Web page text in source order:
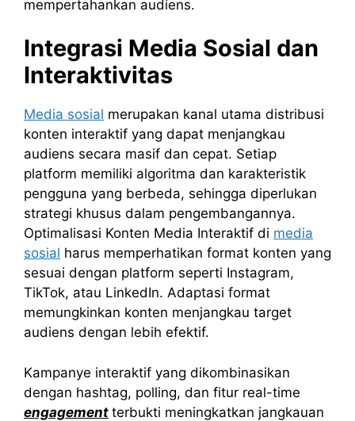
mempertahankan audiens.
Integrasi Media Sosial dan
Interaktivitas
Media sosial merupakan kanal utama distribusi
konten interaktif yang dapat menjangkau
audiens secara masif dan cepat. Setiap
platform memiliki algoritma dan karakteristik
pengguna yang berbeda, sehingga diperlukan
strategi khusus dalam pengembangannya.
Optimalisasi Konten Media Interaktif di media
sosial harus memperhatikan format konten yang
sesuai dengan platform seperti Instagram,
TikTok, atau LinkedIn. Adaptasi format
memungkinkan konten menjangkau target
audiens dengan lebih efektif.
Kampanye interaktif yang dikombinasikan
dengan hashtag, polling, dan fitur real-time
engagement terbukti meningkatkan jangkauan